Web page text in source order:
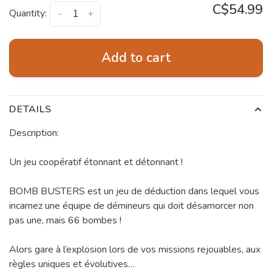
Quantity: +
- C$54.99
Add to cart
DETAILS
Description:
Un jeu coopératif étonnant et détonnant !
BOMB BUSTERS est un jeu de déduction dans lequel vous
incarnez une équipe de démineurs qui doit désamorcer non
pas une, mais 66 bombes !
Alors gare à l’explosion lors de vos missions rejouables, aux
règles uniques et évolutives…